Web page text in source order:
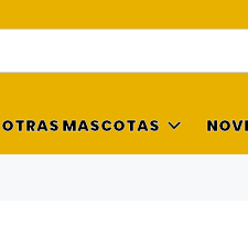
OTRAS MASCOTAS